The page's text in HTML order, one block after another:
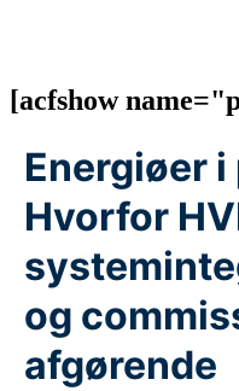
[acfshow
Energiøer i
Hvorfor
og
afgørende